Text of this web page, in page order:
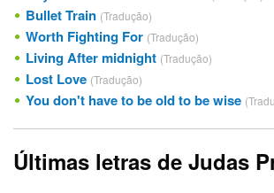
Bullet Train (Tradução)
Worth Fighting For (Tradução)
Living After midnight (Tradução)
Lost Love (Tradução)
You don't have to be old to be wise
Últimas letras de Judas